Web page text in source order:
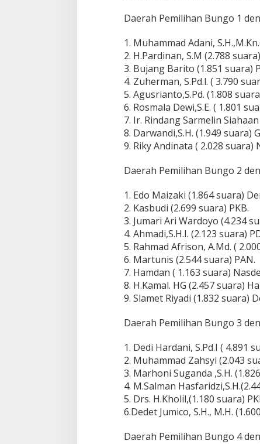
Daerah Pemilihan Bungo 1
1. Muhammad Adani,
2. H.Pardinan, S.M (2.788
3. Bujang Barito (1.851 suara)
4. Zuherman, S.Pd.l. ( 3.790
5. Agusrianto,S.Pd. (1.808
6. Rosmala Dewi,S.E. ( 1.801
7. Ir. Rindang Sarmelin
8. Darwandi,S.H. (1.949 suara)
9. Riky Andinata ( 2.028 suara)
Daerah Pemilihan Bungo 2
1. Edo Maizaki (1.864 suara)
2. Kasbudi (2.699 suara) PKB.
3. Jumari Ari Wardoyo (4.234
4. Ahmadi,S.H.I. (2.123 suara)
5. Rahmad Afrison, A.Md. (
6. Martunis (2.544 suara) PAN.
7. Hamdan ( 1.163 suara)
8. H.Kamal. HG (2.457 suara)
9. Slamet Riyadi (1.832 suara)
Daerah Pemilihan Bungo 3
1. Dedi Hardani, S.Pd.I ( 4.891
2. Muhammad Zahsyi (2.043
3. Marhoni Suganda ,S.H.
4. M.Salman
5. Drs. H.Kholil,(1.180 suara)
6.Dedet Jumico, S.H., M.H.
Daerah Pemilihan Bungo 4